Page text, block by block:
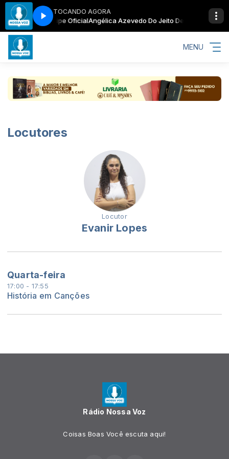
TOCANDO AGORA
De Deus Clipe OficialAngélica Azevedo Do Jeito De Deus Clipe
MENU
Locutores
Locutor
Evanir Lopes
Quarta-feira
17:00 - 17:55
História em Canções
Rádio Nossa Voz
Coisas Boas Você escuta aqui!